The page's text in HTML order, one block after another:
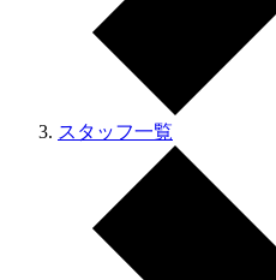
スタッフ一覧